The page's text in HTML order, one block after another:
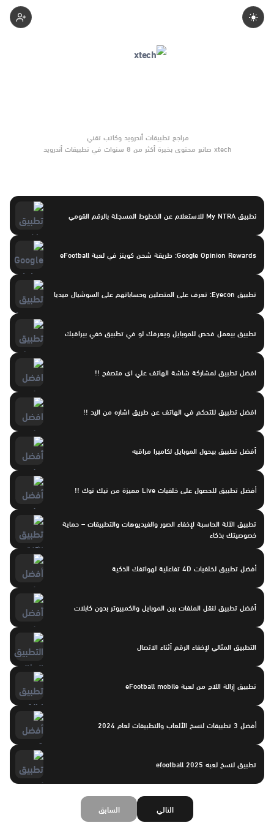
xtech صانع محتوى بخبرة أكثر من 8 سنوات في تطبيقات أندرويد
تطبيق My NTRA للاستعلام عن الخطوط المسجلة بالرقم القومي
Google Opinion Rewards: طريقة شحن كوينز في لعبة eFootball
تطبيق Eyecon: تعرف على المتصلين وحساباتهم على السوشيال ميديا
تطبيق بيعمل فحص للموبايل ويعرفك لو في تطبيق خفي بيراقبك
افضل تطبيق لمشاركة شاشة الهاتف علي اي متصفح !!
افضل تطبيق للتحكم في الهاتف عن طريق اشاره من اليد !!
أفضل تطبيق بيحول الموبايل لكاميرا مراقبه
أفضل تطبيق للحصول على خلفيات Live مميزة من تيك توك !!
تطبيق الآلة الحاسبة لإخفاء الصور والفيديوهات والتطبيقات – حماية
خصوصيتك بذكاء
أفضل تطبيق لخلفيات 4D تفاعلية لهواتفك الذكية
أفضل تطبيق لنقل الملفات بين الموبايل والكمبيوتر بدون كابلات
التطبيق المثالي لإخفاء الرقم أثناء الاتصال
تطبيق إزالة اللاج من لعبة eFootball mobile
أفضل 3 تطبيقات لنسخ الألعاب والتطبيقات لعام 2024
تطبيق لنسخ لعبه efootball 2025
السابق التالي